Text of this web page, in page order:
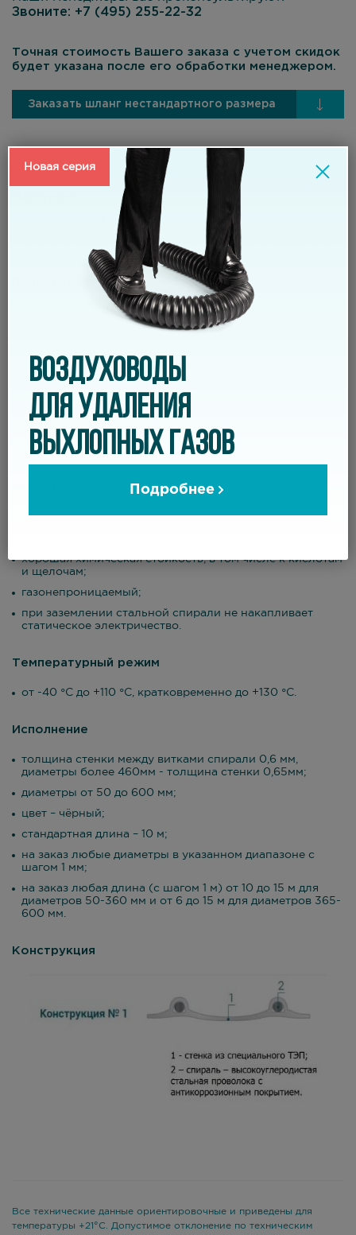
стенка шланга – специальный ТЭП;
спираль - высокоуглеродистая стальная проволока с
антикоррозионным покрытием.
кондиционирование и вентиляция;
универсальный шланг для транспортировки и
откачка мелкой пыли и порошка;
отвод дыма и выхлопных газов;
удаление химически агрессивных веществ.
очень гибкий и легкий;
хорошая химическая стойкость, в том числе к кислотам
и щелочам;
газонепроницаемый;
при заземлении стальной спирали не накапливает
статическое электричество.
Температурный режим
от -40 °С до +110 °С, кратковременно до +130 °С.
Исполнение
толщина стенки между витками спирали 0,6 мм,
диаметры более 460мм - толщина стенки 0,65мм;
диаметры от 50 до 600 мм;
цвет – чёрный;
стандартная длина – 10 м;
на заказ любые диаметры в указанном диапазоне с
шагом 1 мм;
на заказ любая длина (с шагом 1 м) от 10 до 15 м для
диаметров 50-360 мм и от 6 до 15 м для диаметров 365-
600 мм.
Конструкция
Звоните: +7 (495) 255-22-32
Точная стоимость Вашего заказа с учетом скидок
будет указана после его обработки менеджером.
Заказать шланг нестандартного размера
Все технические данные ориентировочные и приведены для
температуры +21°С. Допустимое отклонение по техническим
Новая серия
ВОЗДУХОВОДЫ
ДЛЯ УДАЛЕНИЯ
ВЫХЛОПНЫХ ГАЗОВ
Подробнее